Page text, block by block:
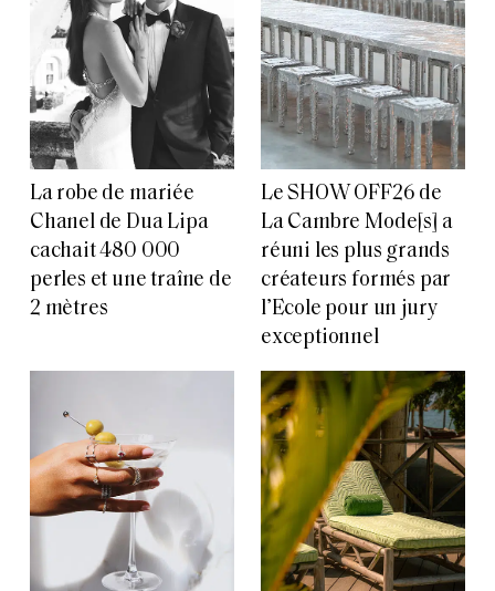
La robe de mariée
Chanel de Dua Lipa
cachait 480 000
perles et une traîne de
2 mètres
Le SHOW OFF26 de
La Cambre Mode[s] a
réuni les plus grands
créateurs formés par
l’Ecole pour un jury
exceptionnel